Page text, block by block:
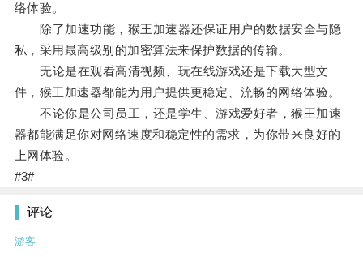
络体验。
除了加速功能，猴王加速器还保证用户的数据安全与隐
私，采用最高级别的加密算法来保护数据的传输。
无论是在观看高清视频、玩在线游戏还是下载大型文
件，猴王加速器都能为用户提供更稳定、流畅的网络体验。
不论你是公司员工，还是学生、游戏爱好者，猴王加速
器都能满足你对网络速度和稳定性的需求，为你带来良好的
上网体验。
#3#
评论
游客